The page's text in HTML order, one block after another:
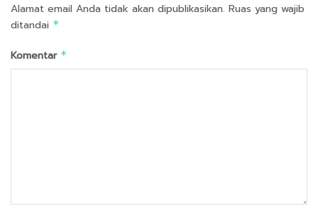
Alamat email Anda tidak akan dipublikasikan. Ruas yang wajib
ditandai *
Komentar *